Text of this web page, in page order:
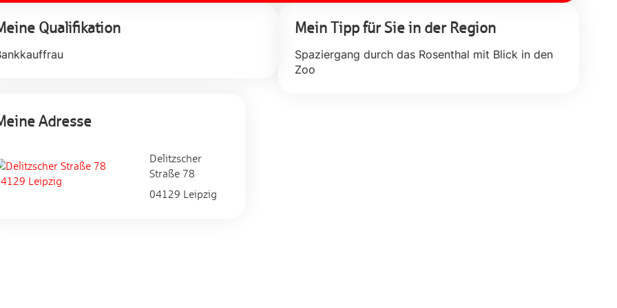
Qualifikation Mein Tipp für Sie in der Region
Spaziergang durch das Rosenthal mit Blick in den
Adresse
Delitzscher
Straße 78
04129 Leipzig